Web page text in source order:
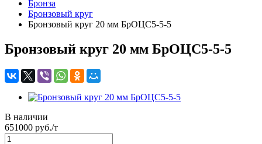
Бронза
Бронзовый круг
Бронзовый круг 20 мм БрОЦС5-5-5
Бронзовый круг 20 мм БрОЦС5-5-5
В наличии
651000 руб./т